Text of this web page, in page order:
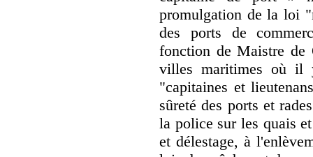
promulgation de la loi
des ports de
fonction de Maistre de
villes maritimes où il
"capitaines et
sûreté des ports et
la police sur les quais
et délestage, à